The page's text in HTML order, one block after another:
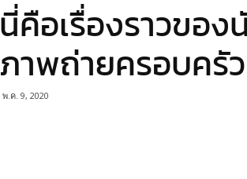
นี่คือเรื่องราวขอ
ภาพถ่ายครอบครั
พ.ค. 9, 2020